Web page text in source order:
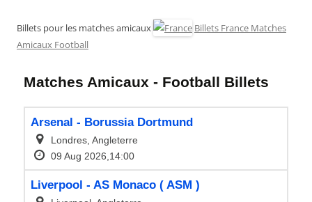
Billets pour les matches amicaux
Billets France Matches
Amicaux Football